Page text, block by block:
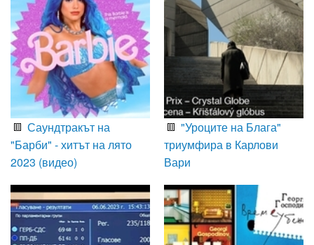
Саундтракът на
"Барби" - хитът на лято
2023 (видео)
"Уроците на Блага"
триумфира в Карлови
Вари